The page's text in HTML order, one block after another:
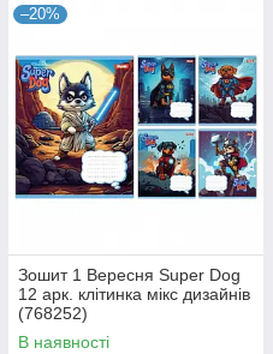
–20%
Зошит 1 Вересня Super Dog
12 арк. клітинка мікс дизайнів
(768252)
В наявності